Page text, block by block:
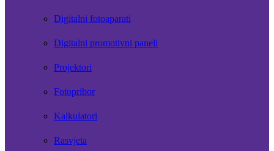
Digitalni fotoaparati
Digitalni promotivni paneli
Projektori
Fotopribor
Kalkulatori
Rasvjeta